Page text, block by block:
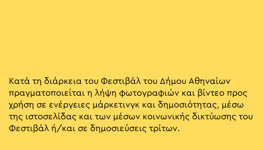
Κατά τη διάρκεια του Φεστιβάλ του Δήμου Αθηναίων
πραγματοποιείται η λήψη φωτογραφιών και βίντεο προς
χρήση σε ενέργειες μάρκετινγκ και δημοσιότητας, μέσω
της ιστοσελίδας και των μέσων κοινωνικής δικτύωσης του
Φεστιβάλ ή/και σε δημοσιεύσεις τρίτων.